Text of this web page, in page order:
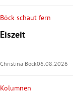
Böck schaut fern
Eiszeit
Christina Böck06.08.2026
Kolumnen